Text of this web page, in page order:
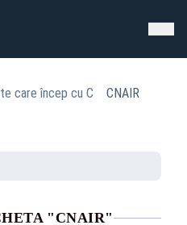
care încep cu C CNAIR
"CNAIR"